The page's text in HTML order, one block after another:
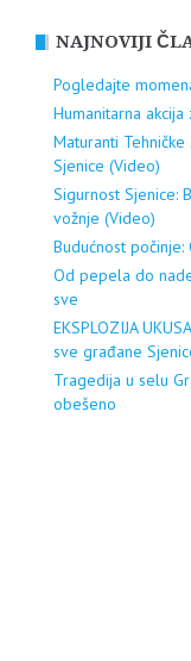
NAJNOVIJI
Pogledajte
Humanitarna
Maturanti
Sjenice (Video)
Sigurnost Sjenice:
vožnje (Video)
Budućnost
Od pepela do
sve
EKSPLOZIJA
sve građane
Tragedija u selu
obešeno